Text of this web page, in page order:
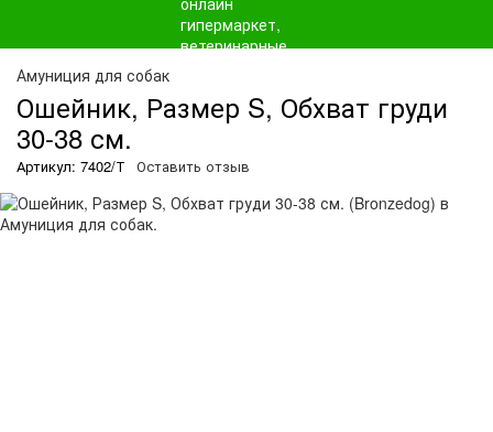
Амуниция для собак
Ошейник, Размер S, Обхват груди
30-38 см.
Артикул: 7402/Т Оставить отзыв